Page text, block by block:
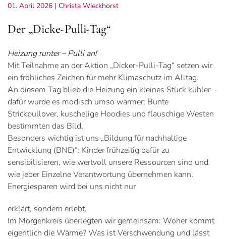
01. April 2026 | Christa Wieckhorst
Der „Dicke-Pulli-Tag“
Heizung runter – Pulli an!
Mit Teilnahme an der Aktion „Dicker-Pulli-Tag“ setzen wir
ein fröhliches Zeichen für mehr Klimaschutz im Alltag.
An diesem Tag blieb die Heizung ein kleines Stück kühler –
dafür wurde es modisch umso wärmer: Bunte
Strickpullover, kuschelige Hoodies und flauschige Westen
bestimmten das Bild.
Besonders wichtig ist uns „Bildung für nachhaltige
Entwicklung (BNE)“: Kinder frühzeitig dafür zu
sensibilisieren, wie wertvoll unsere Ressourcen sind und
wie jeder Einzelne Verantwortung übernehmen kann.
Energiesparen wird bei uns nicht nur
erklärt, sondern erlebt.
Im Morgenkreis überlegten wir gemeinsam: Woher kommt
eigentlich die Wärme? Was ist Verschwendung und lässt